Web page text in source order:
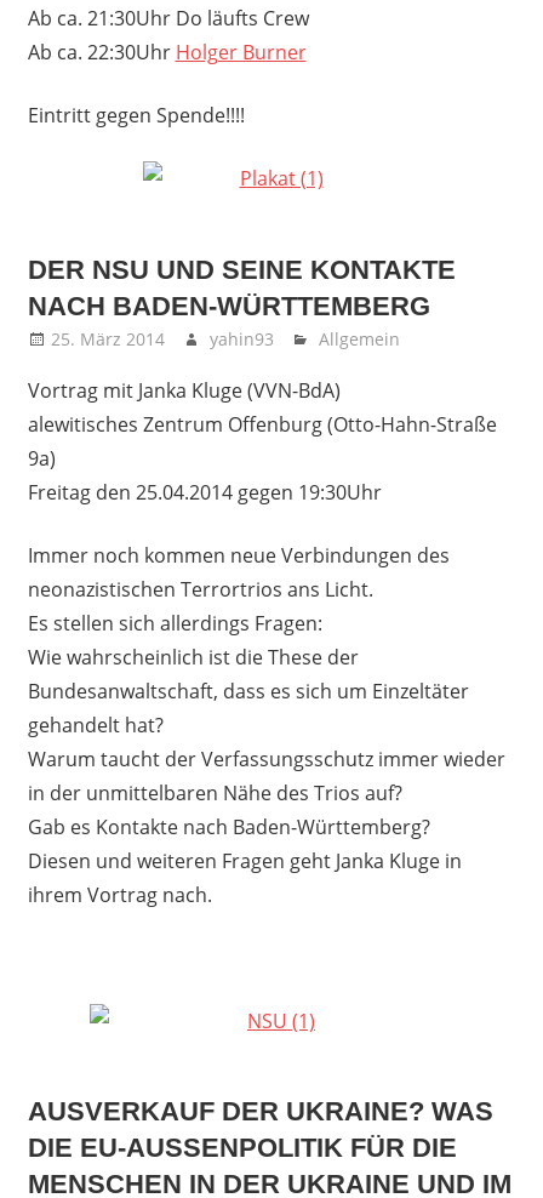
Ab ca. 21:30Uhr Do läufts Crew
Ab ca. 22:30Uhr Holger Burner
Eintritt gegen Spende!!!!
DER NSU UND SEINE KONTAKTE
NACH BADEN-WÜRTTEMBERG
25. März 2014 yahin93 Allgemein
Vortrag mit Janka Kluge (VVN-BdA)
alewitisches Zentrum Offenburg (Otto-Hahn-Straße
9a)
Freitag den 25.04.2014 gegen 19:30Uhr
Immer noch kommen neue Verbindungen des
neonazistischen Terrortrios ans Licht.
Es stellen sich allerdings Fragen:
Wie wahrscheinlich ist die These der
Bundesanwaltschaft, dass es sich um Einzeltäter
gehandelt hat?
Warum taucht der Verfassungsschutz immer wieder
in der unmittelbaren Nähe des Trios auf?
Gab es Kontakte nach Baden-Württemberg?
Diesen und weiteren Fragen geht Janka Kluge in
ihrem Vortrag nach.
AUSVERKAUF DER UKRAINE? WAS
DIE EU-AUSSENPOLITIK FÜR DIE M
ENSCHEN IN DER UKRAINE UND IM V